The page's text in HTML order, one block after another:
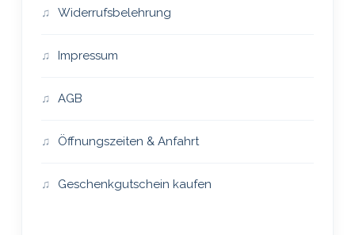
Widerrufsbelehrung
Impressum
AGB
Öffnungszeiten & Anfahrt
Geschenkgutschein kaufen